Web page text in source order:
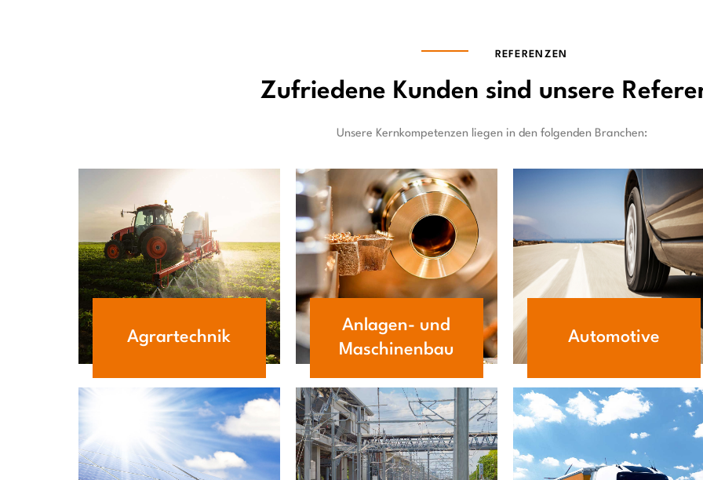
REFERENZEN
Zufriedene Kunden sind unsere
Unsere Kernkompetenzen liegen in den folgenden Branchen:
Agrartechnik
Anlagen- und
Maschinenbau
Automotive